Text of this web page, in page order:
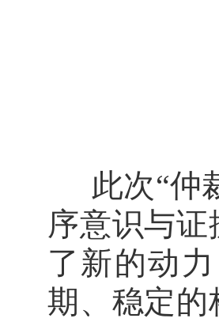
此次“仲
序意识与
了新的动
期、稳定的